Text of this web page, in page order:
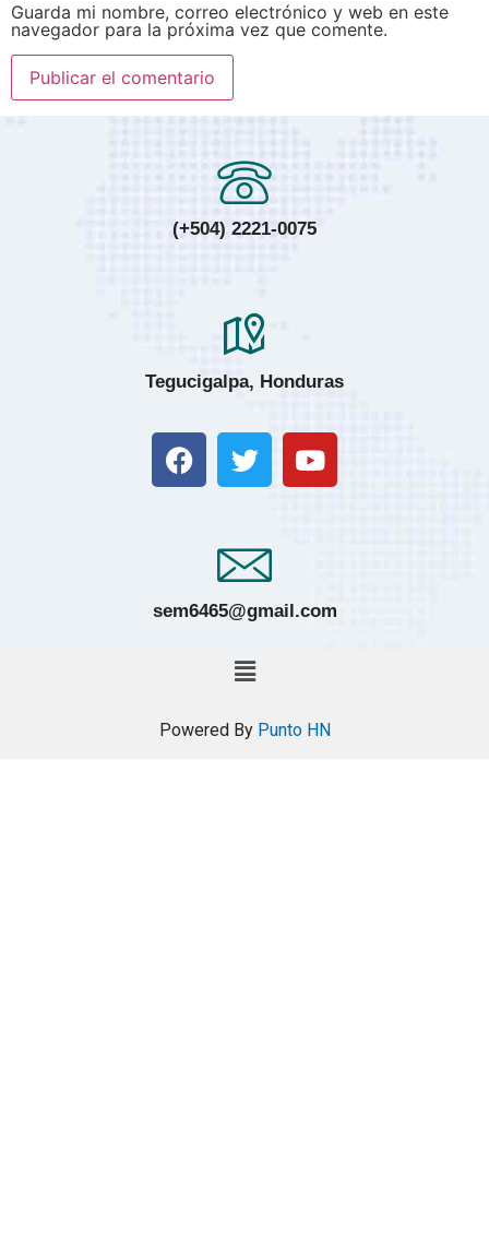
Guarda mi nombre, correo electrónico y web en este
navegador para la próxima vez que comente.
(+504) 2221-0075
Tegucigalpa, Honduras
sem6465@gmail.com
Powered By Punto HN